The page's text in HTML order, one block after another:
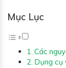
Mục Lục
Các
Dụng cụ